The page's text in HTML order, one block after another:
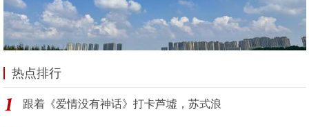
热点排行
跟着《爱情没有神话》打卡芦墟，苏式浪